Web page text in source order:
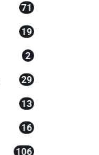
71
19
2
29
13
16
106